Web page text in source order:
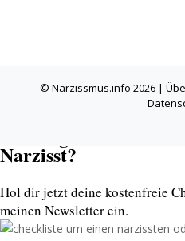
© Narzissmus.info 2026 |
Narzissmus-
Narzisst?
Hol dir jetzt deine kostenfreie
meinen Newsletter ein.